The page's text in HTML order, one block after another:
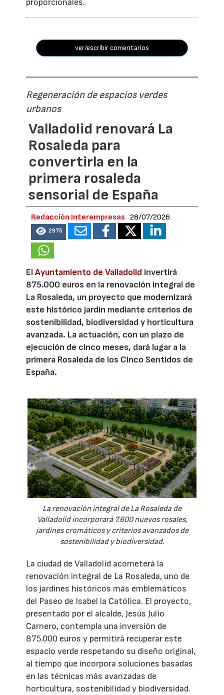
proporcionales.
ver/escribir comentarios
Regeneración de espacios verdes
urbanos
Valladolid renovará La
Rosaleda para
convertirla en la
primera rosaleda
sensorial de España
Redacción Interempresas 28/07/2026
2975
ElAyuntamiento de Valladolid invertirá
875.000 euros en la renovación integral de
La Rosaleda, un proyecto que modernizará
este histórico jardín mediante criterios de
sostenibilidad, biodiversidad y horticultura
avanzada. La actuación, con un plazo de
ejecución de cinco meses, dará lugar a la
primera Rosaleda de los Cinco Sentidos de
España.
La renovación integral de La Rosaleda de
Valladolid incorporará 7.600 nuevos rosales,
jardines cromáticos y criterios avanzados de
sostenibilidad y biodiversidad.
La ciudad de Valladolid acometerá la
renovación integral de La Rosaleda, uno de
los jardines históricos más emblemáticos
del Paseo de Isabel la Católica. El proyecto,
presentado por el alcalde, Jesús Julio
Carnero, contempla una inversión de
875.000 euros y permitirá recuperar este
espacio verde respetando su diseño original,
al tiempo que incorpora soluciones basadas
en las técnicas más avanzadas de
horticultura, sostenibilidad y biodiversidad.